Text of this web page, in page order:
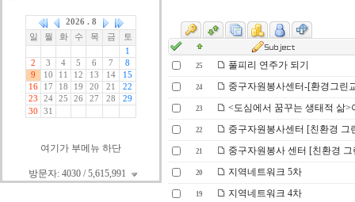
여기가 부메뉴 하단
방문자: 4030 / 5,615,991
25 풀피리 연주가 되기
24 중구자원봉사센터-[환경그린
23 <도심에서 꿈꾸는 생태적 삶>
22 중구자원봉사센터 [친환경 그
21 중구자원봉사 센터 [친환경
20 지역네트워크 5차
19 지역네트워크 4차